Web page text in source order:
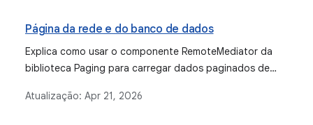
Página da rede e do banco de dados
Explica como usar o componente RemoteMediator da
biblioteca Paging para carregar dados paginados de
experiência do usuário robusta para condições de rede
Atualização: Apr 21, 2026